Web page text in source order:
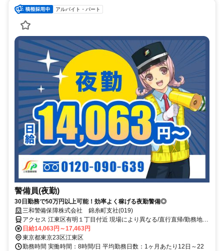
アルバイト・パート
警備員(夜勤)
30日勤務で50万円以上可能！効率よく稼げる夜勤警備◎
三和警備保障株式会社 錦糸町支社(019)
アクセス 江東区有明１丁目付近 現場により異なる/直行直帰/勤務地相
談可 ■電話面接■来社不要■即日勤務
日給14,063円～17,463円
東京都東京23区江東区
勤務時間 実働時間：8時間/日 平均勤務日数：1ヶ月あたり12日～22